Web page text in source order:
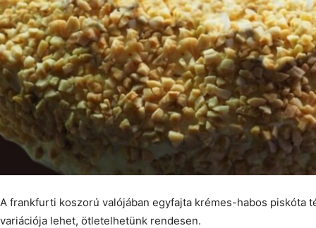
A frankfurti koszorú valójában egyfajta krémes-habos piskóta
variációja lehet, ötletelhetünk rendesen.